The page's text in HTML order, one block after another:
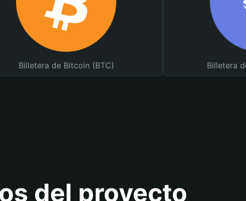
Billetera de Bitcoin (BTC) Billetera
del proyecto